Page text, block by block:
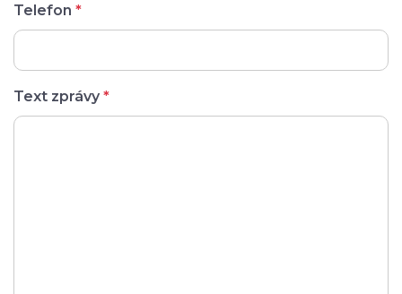
Telefon *
Text zprávy *